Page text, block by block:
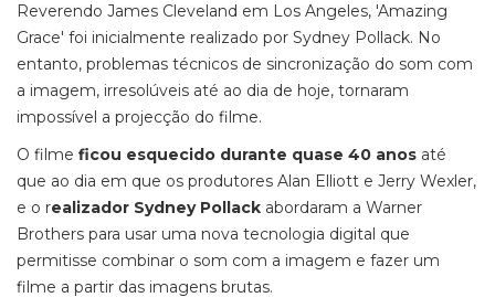
Reverendo James Cleveland em Los Angeles, 'Amazing
Grace' foi inicialmente realizado por Sydney Pollack. No
entanto, problemas técnicos de sincronização do som com
a imagem, irresolúveis até ao dia de hoje, tornaram
impossível a projecção do filme.
O filme ficou esquecido durante quase 40 anos até
que ao dia em que os produtores Alan Elliott e Jerry Wexler,
e o realizador Sydney Pollack abordaram a Warner
Brothers para usar uma nova tecnologia digital que
permitisse combinar o som com a imagem e fazer um
filme a partir das imagens brutas.